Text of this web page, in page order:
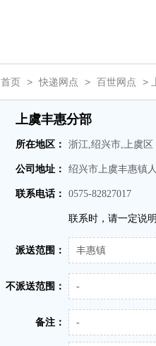
首页 > 快递网点 > 百世网点 >
上虞丰惠分部
所在地区： 浙江,绍兴市,上虞区
公司地址： 绍兴市上虞丰惠镇
联系电话： 0575-82827017
联系时，请一定说
派送范围： 丰惠镇
不派送范围： -
备注： -